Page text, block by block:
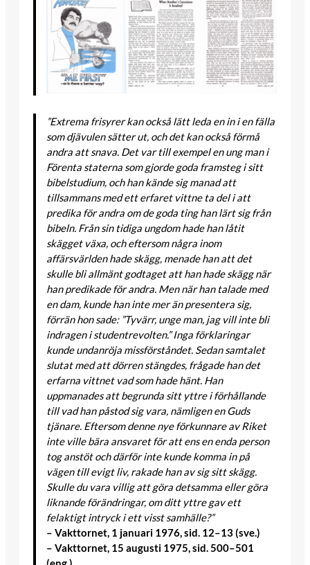
”Extrema frisyrer kan också lätt leda en in i en fälla
som djävulen sätter ut, och det kan också förmå
andra att snava. Det var till exempel en ung man i
Förenta staterna som gjorde goda framsteg i sitt
bibelstudium, och han kände sig manad att
tillsammans med ett erfaret vittne ta del i att
predika för andra om de goda ting han lärt sig från
bibeln. Från sin tidiga ungdom hade han låtit
skägget växa, och eftersom några inom
affärsvärlden hade skägg, menade han att det
skulle bli allmänt godtaget att han hade skägg när
han predikade för andra. Men när han talade med
en dam, kunde han inte mer än presentera sig,
förrän hon sade: ”Tyvärr, unge man, jag vill inte bli
indragen i studentrevolten.” Inga förklaringar
kunde undanröja missförståndet. Sedan samtalet
slutat med att dörren stängdes, frågade han det
erfarna vittnet vad som hade hänt. Han
uppmanades att begrunda sitt yttre i förhållande
till vad han påstod sig vara, nämligen en Guds
tjänare. Eftersom denne nye förkunnare av Riket
inte ville bära ansvaret för att ens en enda person
tog anstöt och därför inte kunde komma in på
vägen till evigt liv, rakade han av sig sitt skägg.
Skulle du vara villig att göra detsamma eller göra
liknande förändringar, om ditt yttre gav ett
felaktigt intryck i ett visst samhälle?”
– Vakttornet, 1 januari 1976, sid. 12–13 (sve.)
– Vakttornet, 15 augusti 1975, sid. 500–501